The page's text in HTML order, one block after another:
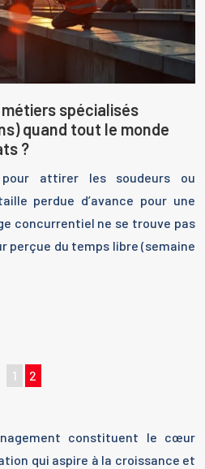
spécialisés
quand tout le monde
?
attirer les soudeurs ou
perdue d’avance pour une
concurrentiel ne se trouve pas
perçue du temps libre (semaine
1 2
constituent le cœur
qui aspire à la croissance et